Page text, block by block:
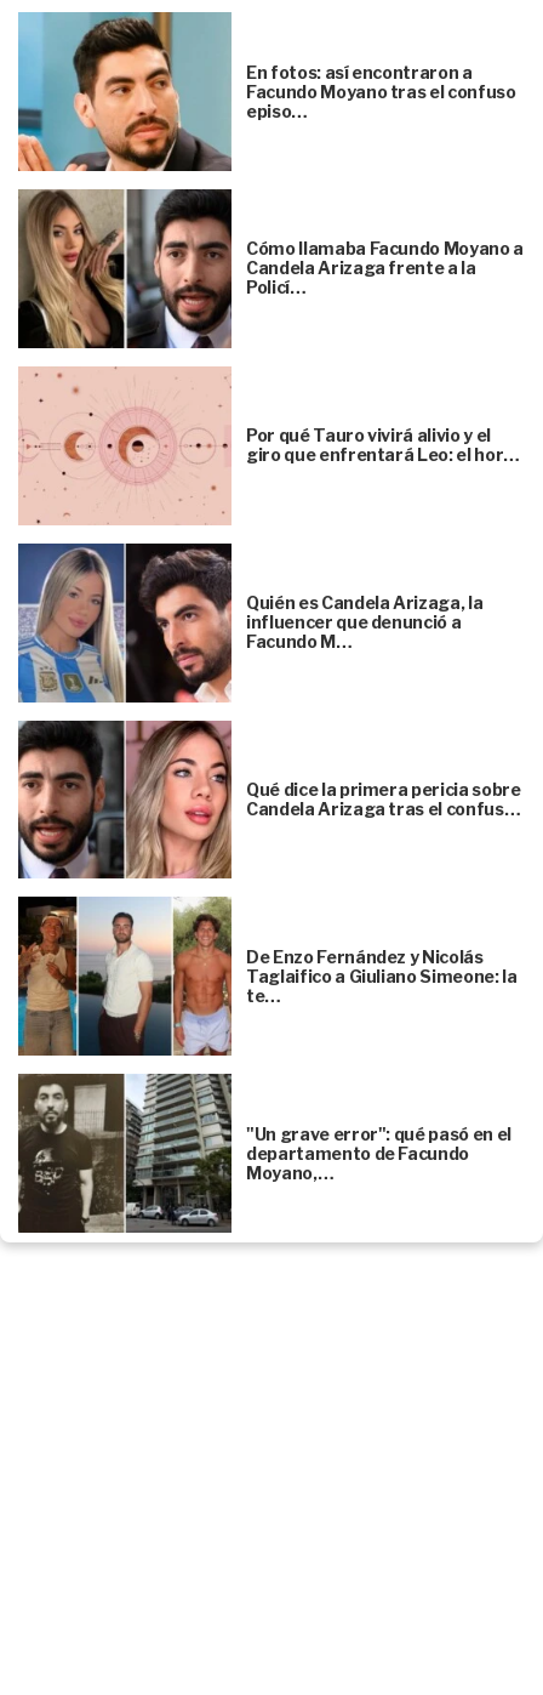
En fotos: así encontraron a
Facundo Moyano tras el confuso
episo…
Cómo llamaba Facundo Moyano a
Candela Arizaga frente a la
Policí…
Por qué Tauro vivirá alivio y el
giro que enfrentará Leo: el hor…
Quién es Candela Arizaga, la
influencer que denunció a
Facundo M…
Qué dice la primera pericia sobre
Candela Arizaga tras el confus…
De Enzo Fernández y Nicolás
Taglaifico a Giuliano Simeone: la
te…
"Un grave error": qué pasó en el
departamento de Facundo
Moyano,…